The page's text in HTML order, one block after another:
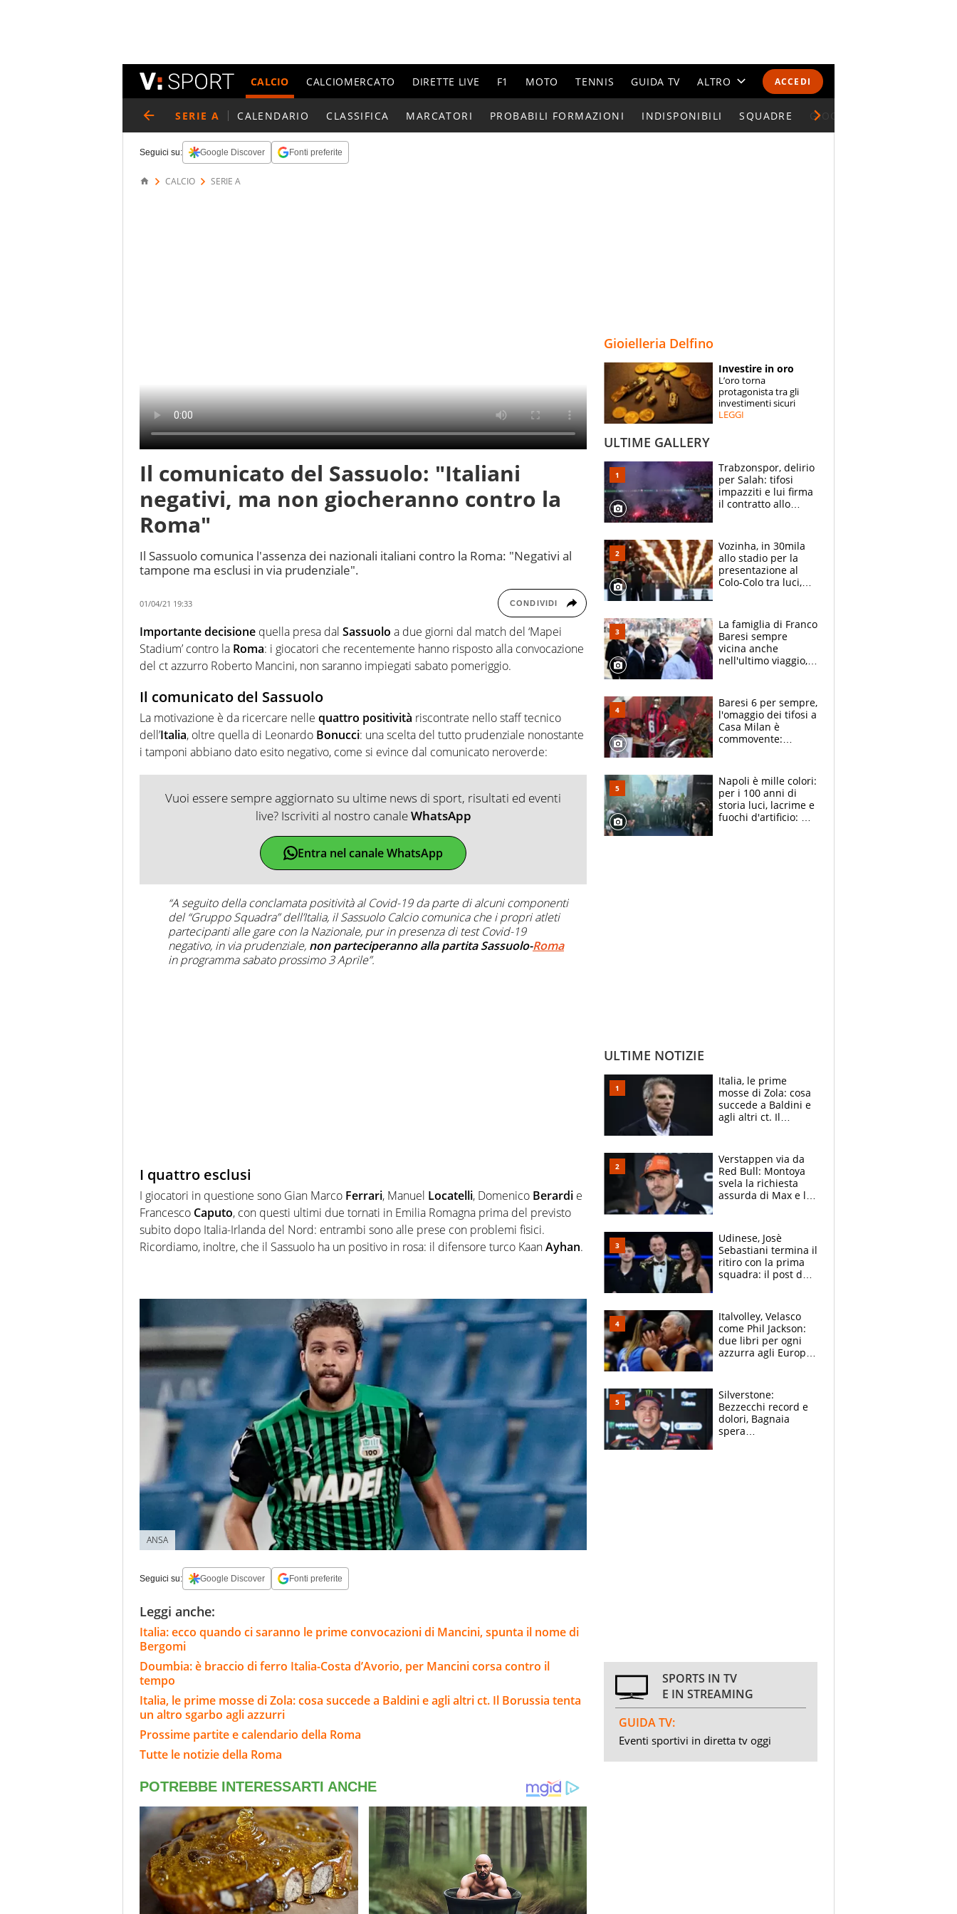
ACCEDI
CALCIO CALCIOMERCATO DIRETTE LIVE F1 MOTO TENNIS GUIDA TV ALTRO
CALENDARI E CLASSIFICHE
ESPERTI
CONTATTI
SERIE A CALENDARIO CLASSIFICA MARCATORI PROBABILI FORMAZIONI INDISPONIBILI SQUADRE GIOCATORI SERIE A
Seguici su: Google Discover Fonti preferite
CALCIO SERIE A
Il comunicato del Sassuolo: "Italiani
negativi, ma non giocheranno contro la
Roma"
Il Sassuolo comunica l'assenza dei nazionali italiani contro la Roma: "Negativi al
tampone ma esclusi in via prudenziale".
01/04/21 19:33 CONDIVIDI
Importante decisione quella presa dal Sassuolo a due giorni dal match del ‘Mapei
Stadium’ contro la Roma: i giocatori che recentemente hanno risposto alla convocazione
del ct azzurro Roberto Mancini, non saranno impiegati sabato pomeriggio.
Il comunicato del Sassuolo
La motivazione è da ricercare nelle quattro positività riscontrate nello staff tecnico
dell’Italia, oltre quella di Leonardo Bonucci: una scelta del tutto prudenziale nonostante
i tamponi abbiano dato esito negativo, come si evince dal comunicato neroverde:
Vuoi essere sempre aggiornato su ultime news di sport, risultati ed eventi
live? Iscriviti al nostro canaleWhatsApp
Entra nel canale WhatsApp
“A seguito della conclamata positività al Covid-19 da parte di alcuni componenti
del “Gruppo Squadra” dell’Italia, il Sassuolo Calcio comunica che i propri atleti
partecipanti alle gare con la Nazionale, pur in presenza di test Covid-19
negativo, in via prudenziale, non parteciperanno alla partita Sassuolo-Roma
in programma sabato prossimo 3 Aprile”.
I quattro esclusi
I giocatori in questione sono Gian Marco Ferrari, Manuel Locatelli, Domenico Berardi e
Francesco Caputo, con questi ultimi due tornati in Emilia Romagna prima del previsto
subito dopo Italia-Irlanda del Nord: entrambi sono alle prese con problemi fisici.
Ricordiamo, inoltre, che il Sassuolo ha un positivo in rosa: il difensore turco KaanAyhan.
ANSA
Seguici su: Google Discover Fonti preferite
Leggi anche:
Italia: ecco quando ci saranno le prime convocazioni di Mancini, spunta il nome di
Bergomi
Doumbia: è braccio di ferro Italia-Costa d’Avorio, per Mancini corsa contro il
tempo
Italia, le prime mosse di Zola: cosa succede a Baldini e agli altri ct. Il Borussia tenta
un altro sgarbo agli azzurri
Prossime partite e calendario della Roma
Tutte le notizie della Roma
Gioielleria Delfino
Investire in oro
L’oro torna
protagonista tra gli
investimenti sicuri
LEGGI
ULTIME GALLERY
Trabzonspor, delirio
per Salah: tifosi
impazziti e lui firma
il contratto allo
Vozinha, in 30mila
allo stadio per la
presentazione al
Colo-Colo tra luci,
La famiglia di Franco
Baresi sempre
vicina anche
nell'ultimo viaggio,
circondati
dall'affetto dei tifosi
Baresi 6 per sempre,
l'omaggio dei tifosi a
Casa Milan è
commovente:
bigliettini
Napoli è mille colori:
per i 100 anni di
storia luci, lacrime e
fuochi d'artificio: De
ULTIME NOTIZIE
Italia, le prime
mosse di Zola: cosa
succede a Baldini e
agli altri ct. Il
azzurri
Verstappen via da
Red Bull: Montoya
svela la richiesta
assurda di Max e lo
McLaren siano
meglio?”
Udinese, Josè
Sebastiani termina il
ritiro con la prima
squadra: il post del
sfondo
Italvolley, Velasco
come Phil Jackson:
due libri per ogni
azzurra agli Europei.
Silverstone:
Bezzecchi record e
dolori, Bagnaia
spera
SPORTS IN TV
E IN STREAMING
GUIDA TV:
Eventi sportivi in diretta tv oggi